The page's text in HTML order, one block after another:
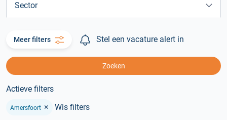
Sector
Meer filters Stel een vacature alert in
Zoeken
Actieve filters
Amersfoort × Wis filters